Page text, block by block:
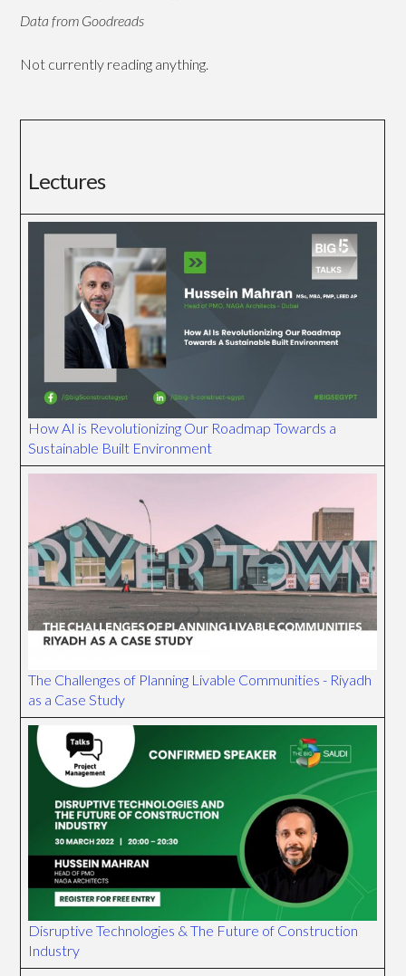
Data from Goodreads
Not currently reading anything.
Lectures
How AI is Revolutionizing Our Roadmap Towards a
Sustainable Built Environment
The Challenges of Planning Livable Communities - Riyadh
as a Case Study
Disruptive Technologies & The Future of Construction
Industry